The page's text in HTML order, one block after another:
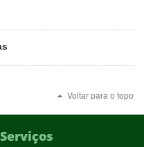
Voltar para o topo
Serviços